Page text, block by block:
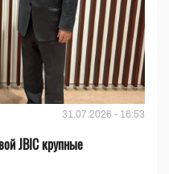
31.07.2026 - 16:53
JBIC крупные